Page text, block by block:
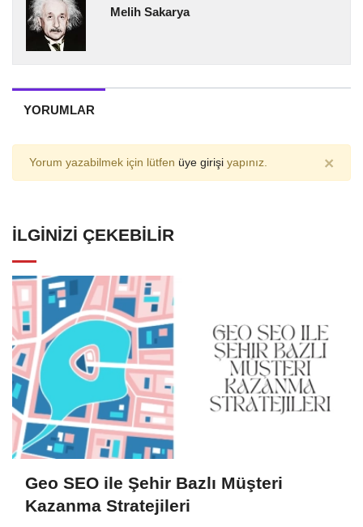
Melih Sakarya
YORUMLAR
Yorum yazabilmek için lütfen üye girişi yapınız. ×
İLGINIZI ÇEKEBILIR
Geo SEO ile Şehir Bazlı Müşteri
Kazanma Stratejileri